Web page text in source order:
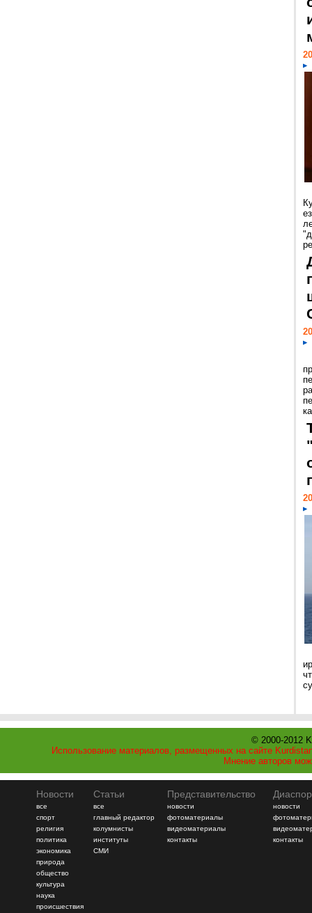
© 2000-2012
Использование материалов, размещенных на сайте
Мнение авторов
Новости
все
спорт
религия
политика
экономика
природа
общество
культура
наука
происшествия
Статьи
все
главный редактор
колумнисты
институты
СМИ
Представительство
новости
фотоматериалы
видеоматериалы
контакты
новости
контакты